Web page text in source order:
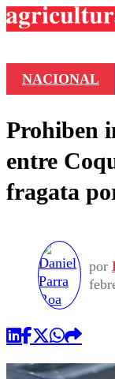
NACIONAL
Prohiben
entre
fragata
por